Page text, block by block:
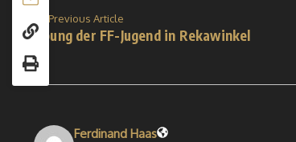
Previous Article
Übung der FF-Jugend in Rekawinkel
Ferdinand Haas